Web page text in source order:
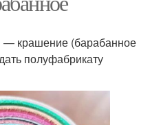
— крашение (барабанное
полуфабрикату